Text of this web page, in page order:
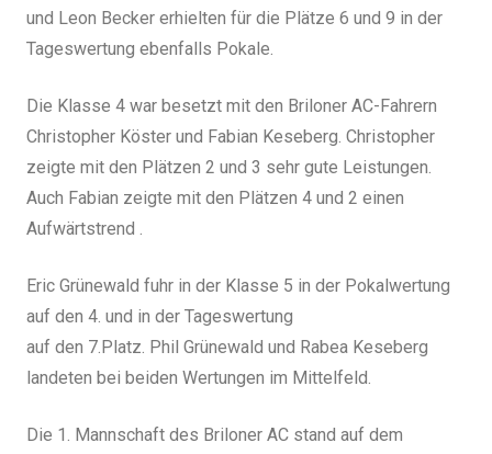
und Leon Becker erhielten für die Plätze 6 und 9 in der
Tageswertung ebenfalls Pokale.
Die Klasse 4 war besetzt mit den Briloner AC-Fahrern
Christopher Köster und Fabian Keseberg. Christopher
zeigte mit den Plätzen 2 und 3 sehr gute Leistungen.
Auch Fabian zeigte mit den Plätzen 4 und 2 einen
Aufwärtstrend .
Eric Grünewald fuhr in der Klasse 5 in der Pokalwertung
auf den 4. und in der Tageswertung
auf den 7.Platz. Phil Grünewald und Rabea Keseberg
landeten bei beiden Wertungen im Mittelfeld.
Die 1. Mannschaft des Briloner AC stand auf dem